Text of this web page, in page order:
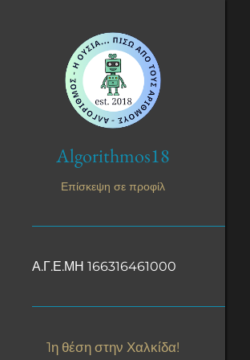
Algorithmos18
Επίσκεψη σε προφίλ
Α.Γ.Ε.ΜΗ 166316461000
1η θέση στην Χαλκίδα!